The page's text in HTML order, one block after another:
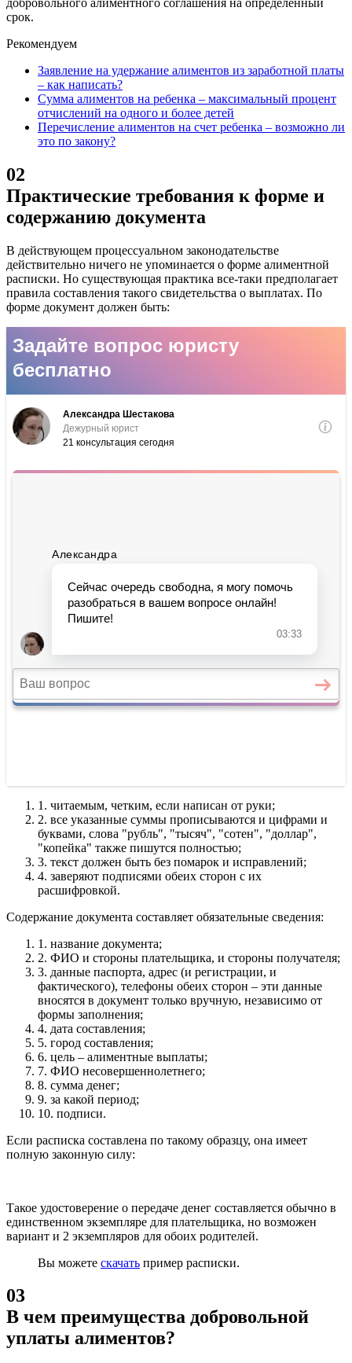
срок.
Рекомендуем
Заявление на удержание алиментов из заработной платы
– как написать?
Сумма алиментов на ребенка – максимальный процент
отчислений на одного и более детей
Перечисление алиментов на счет ребенка – возможно ли
это по закону?
02
Практические требования к форме и
содержанию документа
В действующем процессуальном законодательстве
действительно ничего не упоминается о форме алиментной
расписки. Но существующая практика все-таки предполагает
правила составления такого свидетельства о выплатах. По
форме документ должен быть:
1. читаемым, четким, если написан от руки;
2. все указанные суммы прописываются и цифрами и
буквами, слова "рубль", "тысяч", "сотен", "доллар",
"копейка" также пишутся полностью;
3. текст должен быть без помарок и исправлений;
4. заверяют подписями обеих сторон с их
расшифровкой.
Содержание документа составляет обязательные сведения:
1. название документа;
2. ФИО и стороны плательщика, и стороны получателя;
3. данные паспорта, адрес (и регистрации, и
фактического), телефоны обеих сторон – эти данные
вносятся в документ только вручную, независимо от
формы заполнения;
4. дата составления;
5. город составления;
6. цель – алиментные выплаты;
7. ФИО несовершеннолетнего;
8. сумма денег;
9. за какой период;
10. подписи.
Если расписка составлена по такому образцу, она имеет
полную законную силу:
Такое удостоверение о передаче денег составляется обычно в
единственном экземпляре для плательщика, но возможен
вариант и 2 экземпляров для обоих родителей.
Вы можете скачать пример расписки.
03
В чем преимущества добровольной
уплаты алиментов?